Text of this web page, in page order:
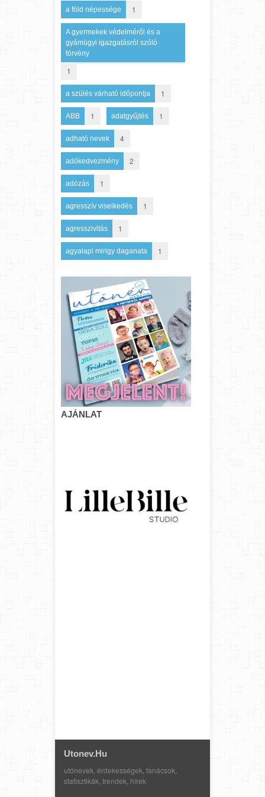
a föld népessége 1
A gyermekek védelméről és a
gyámügyi igazgatásról szóló
törvény
1
a szülés várható időpontja 1
ABB 1 adatgyűjtés 1
adható nevek 4
adókedvezmény 2
adózás 1
agresszív viselkedés 1
agresszivitás 1
agyalapi mirigy daganata 1
AJÁNLAT
Utonev.hu
utónevek, érdekességek, tanácsok,
statisztikák, trendek, hírek